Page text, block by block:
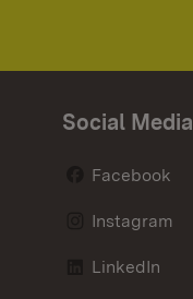
Social Media
Facebook
Instagram
LinkedIn